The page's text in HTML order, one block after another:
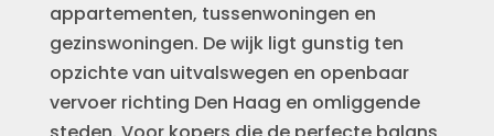
appartementen, tussenwoningen en
gezinswoningen. De wijk ligt gunstig ten
opzichte van uitvalswegen en openbaar
vervoer richting Den Haag en omliggende